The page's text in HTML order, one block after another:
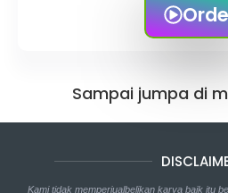
Sampai jumpa di
Kami tidak memperjualbelikan karya baik itu